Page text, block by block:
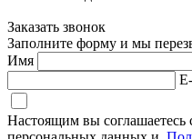
Заказать звонок
Заполните форму и мы
Имя
Настоящим вы соглашаетесь